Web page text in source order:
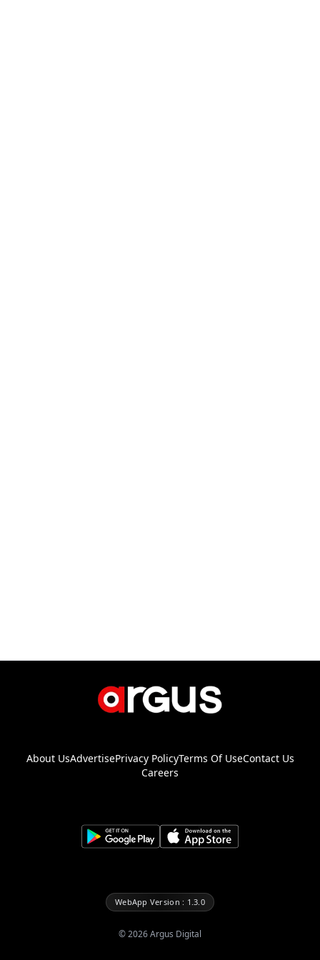
About UsAdvertisePrivacy PolicyTerms Of UseContact Us
Careers
WebApp Version : 1.3.0
©2026Argus Digital